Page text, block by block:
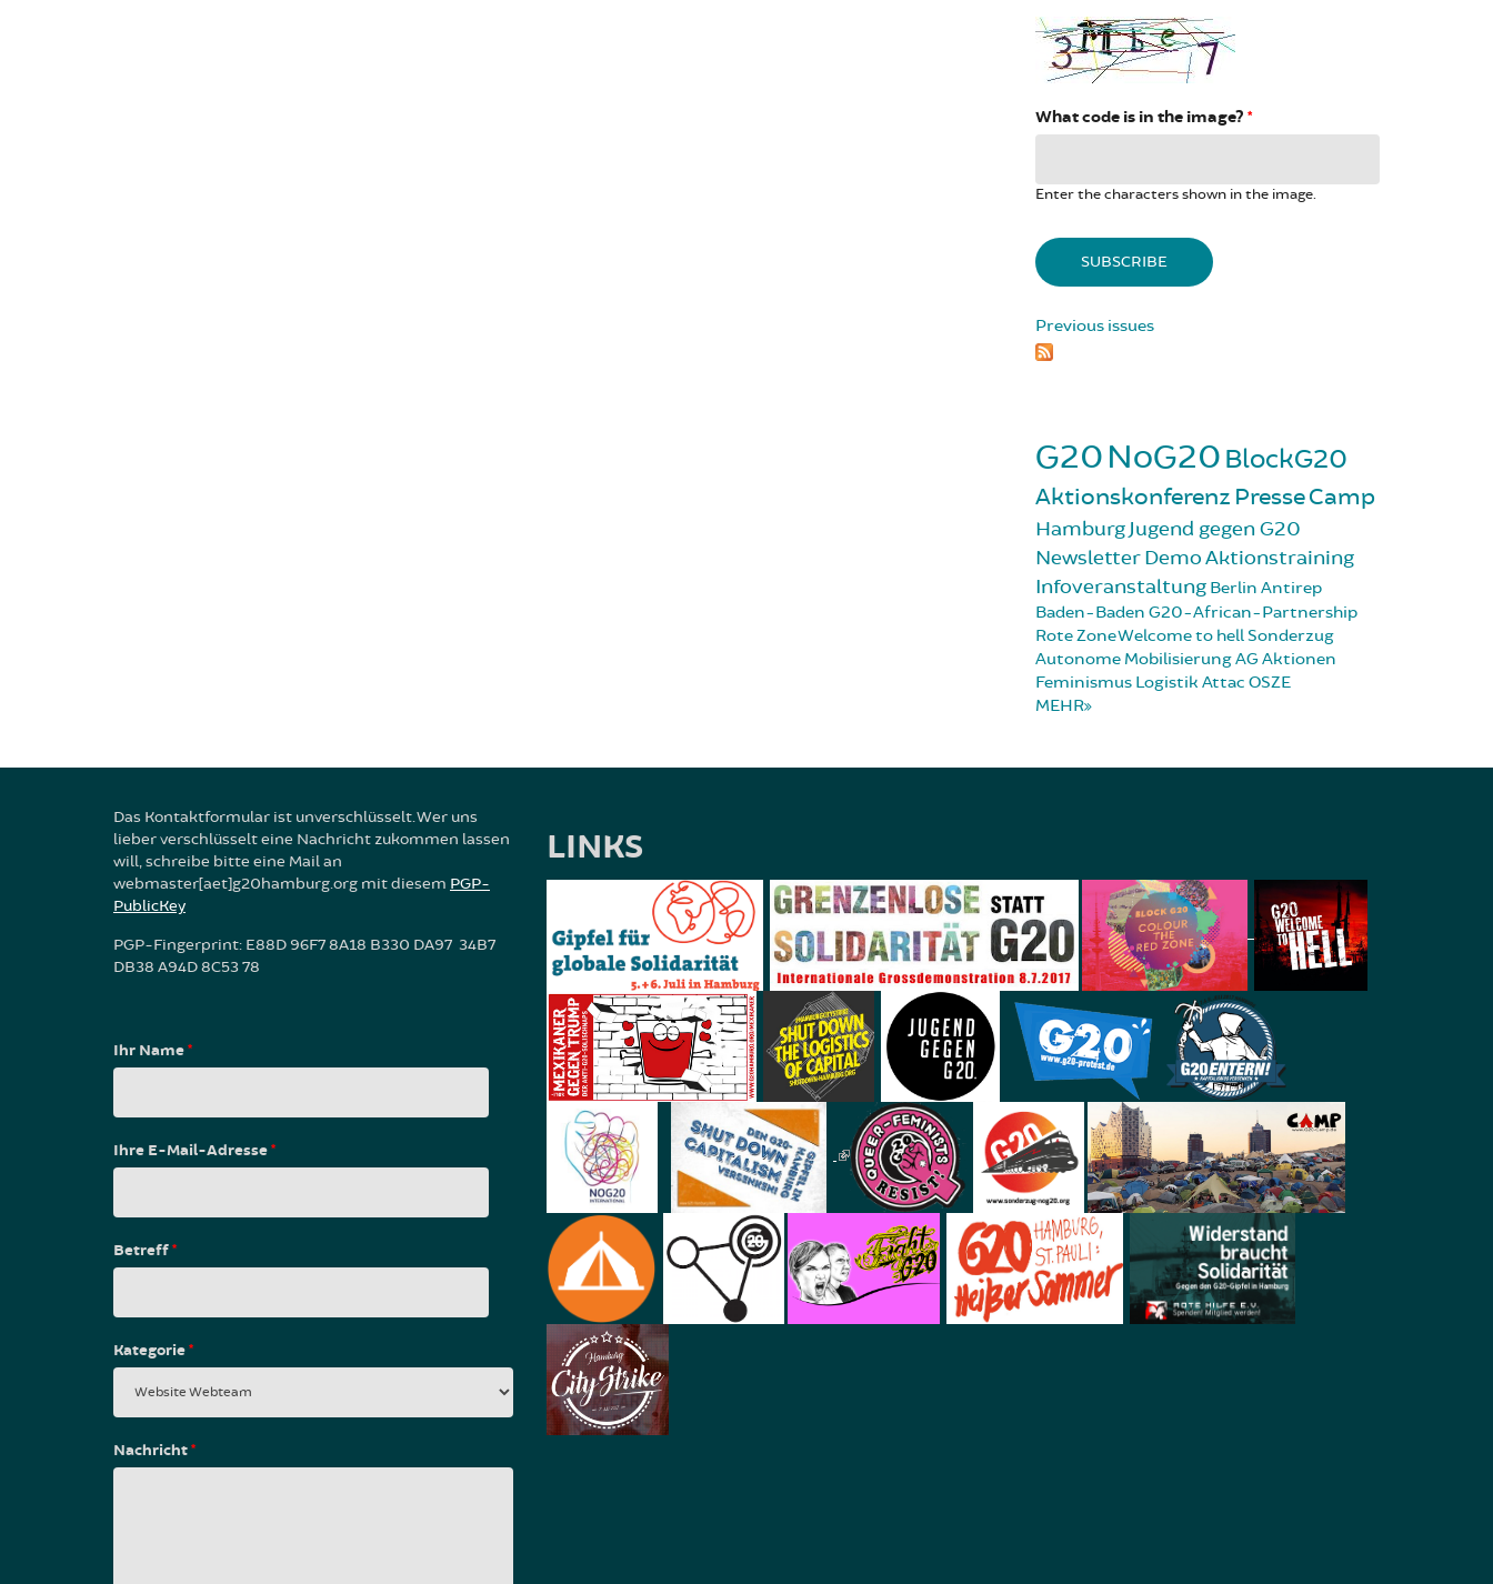
What code is in the image? *
Enter the characters shown in the image.
Previous issues
G20NoG20 BlockG20
Aktionskonferenz PresseCamp
HamburgJugend gegen G20
NewsletterDemoAktionstraining
Infoveranstaltung Berlin Antirep
Baden-Baden G20-African-Partnership
Rote ZoneWelcome to hellSonderzug
Autonome MobilisierungAG Aktionen
Feminismus Logistik Attac OSZE
MEHR
Das Kontaktformular ist unverschlüsselt. Wer uns
lieber verschlüsselt eine Nachricht zukommen lassen
will, schreibe bitte eine Mail an
webmaster[aet]g20hamburg.org mit diesem PGP-
PublicKey
PGP-Fingerprint: E88D 96F7 8A18 B330 DA97 34B7
DB38 A94D 8C53 78
Ihr Name*
Ihre E-Mail-Adresse*
Betreff*
Kategorie*
Nachricht*
LINKS